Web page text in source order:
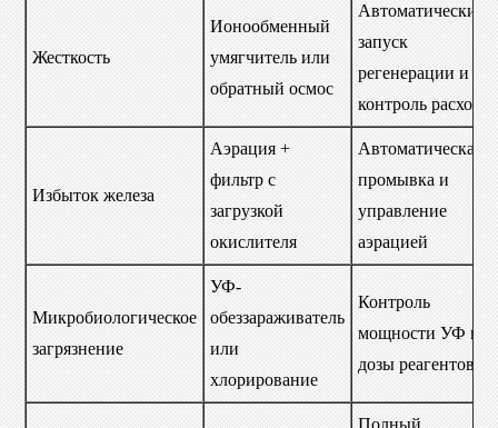
Жесткость
Ионообменный
умягчитель или
обратный осмос
Автоматический
запуск
регенерации и
контроль расхода
Избыток железа
Аэрация +
фильтр с
загрузкой
окислителя
Автоматическая
промывка и
управление
аэрацией
Микробиологическое
загрязнение
УФ-
обеззараживатель
или
хлорирование
Контроль
мощности УФ и
дозы реагентов